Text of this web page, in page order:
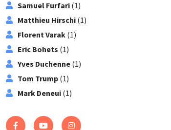
Samuel Furfari(1)
Matthieu Hirschi(1)
Florent Varak(1)
Eric Bohets (1)
Yves Duchenne(1)
Tom Trump(1)
Mark Deneui(1)